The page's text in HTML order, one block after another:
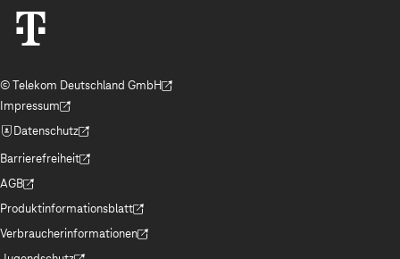
© Telekom Deutschland GmbH
(Der Link wird in einem neuen Tab geöffnet)
Impressum
(Der Link wird in einem neuen Tab geöffnet)
Datenschutz
(Der Link wird in einem neuen Tab geöffnet)
Barrierefreiheit
(Der Link wird in einem neuen Tab geöffnet)
AGB
(Der Link wird in einem neuen Tab geöffnet)
Produktinformationsblatt
(Der Link wird in einem neuen Tab geöffnet)
Verbraucherinformationen
(Der Link wird in einem neuen Tab geöffnet)